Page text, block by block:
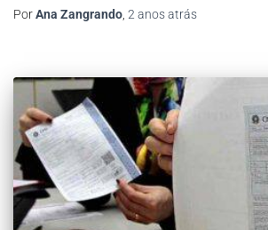
PorAna Zangrando 2 anosatrás